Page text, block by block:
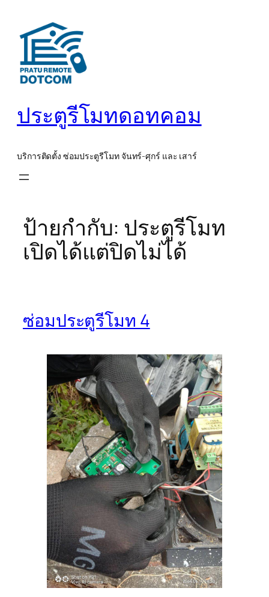
เนื้อหา
ประตูรีโมทดอทคอม
บริการติดตั้ง ซ่อมประตูรีโมท จันทร์-ศุกร์ และ เสาร์
ป้ายกำกับ: ประตูรีโมท
เปิดได้แต่ปิดไม่ได้
ซ่อมประตูรีโมท 4